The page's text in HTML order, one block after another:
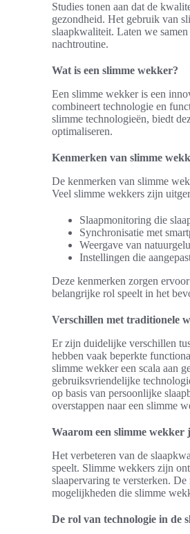
Studies tonen aan dat de
gezondheid. Het gebruik van
slaapkwaliteit. Laten we
nachtroutine.
Wat is een slimme wekker?
Een slimme wekker is een
combineert technologie en
slimme technologieën, biedt
optimaliseren.
Kenmerken van slimme
De kenmerken van slimme
Veel slimme wekkers zijn
Slaapmonitoring die
Synchronisatie met
Weergave van
Instellingen die
Deze kenmerken zorgen
belangrijke rol speelt in het
Verschillen met traditionele
Er zijn duidelijke verschillen
hebben vaak beperkte
slimme wekker een scala aan
gebruiksvriendelijke
op basis van persoonlijke
overstappen naar een slimme
Waarom een slimme
Het verbeteren van de
speelt. Slimme wekkers zijn
slaapervaring te versterken.
mogelijkheden die slimme
De rol van technologie in de